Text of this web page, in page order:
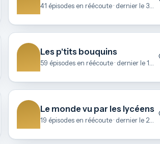
Les p'tits bouquins
Le monde vu par les lycéens